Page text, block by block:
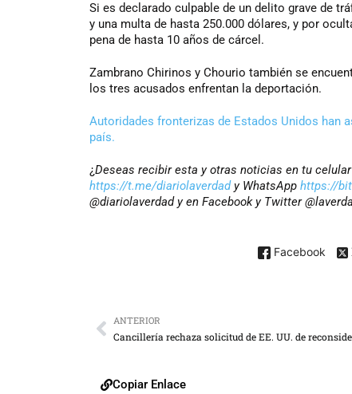
Si es declarado culpable de un delito grave de
y una multa de hasta 250.000 dólares, y por
pena de hasta 10 años de cárcel.
Zambrano Chirinos y Chourio también se
los tres acusados enfrentan la deportación.
Autoridades fronterizas de Estados Unidos han
país.
¿Deseas recibir esta y otras noticias en tu
https://t.me/diariolaverdad y WhatsApp https://
@diariolaverdad y en Facebook y Twitter
Facebook
ANTERIOR
Copiar Enlace